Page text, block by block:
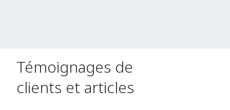
Témoignages de
clients et articles